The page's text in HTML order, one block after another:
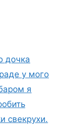
дочка
у мого
я
свекрухи.